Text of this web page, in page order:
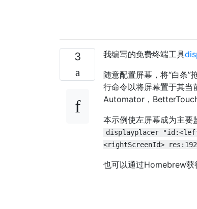
3 我编写的免费终端工具
随意配置屏幕，将“白条”
行命令以将屏幕置于其当
Automator，
本示例使左屏幕成为主要
displayplacer
<rightScreenId>
也可以通过Homebrew获